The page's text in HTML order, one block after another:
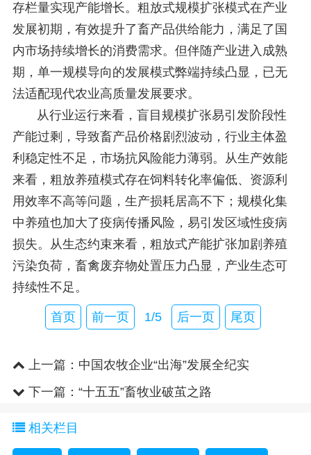
存栏量实现产能增长。粗放式规模扩张模式在产业
发展初期，有效提升了畜产品供给能力，满足了国
内市场持续增长的消费需求。但伴随产业进入成熟
期，单一规模导向的发展模式弊端持续凸显，已无
法适配现代农业高质量发展要求。
从行业运行来看，盲目规模扩张易引发阶段性
产能过剩，导致畜产品价格剧烈波动，行业主体盈
利稳定性不足，市场抗风险能力薄弱。从生产效能
来看，粗放养殖模式存在饲料转化率偏低、资源利
用效率不高等问题，生产损耗居高不下；规模化集
中养殖也加大了疫病传播风险，易引发区域性疫病
损失。从生态约束来看，粗放式产能扩张加剧养殖
污染负荷，畜禽废弃物处置压力凸显，产业生态可
持续性不足。
首页 前一页 1/5 后一页 尾页
上一篇： 中国农牧企业“出海”发展全纪实
下一篇： “十五五”畜牧业破茧之路
相关栏目